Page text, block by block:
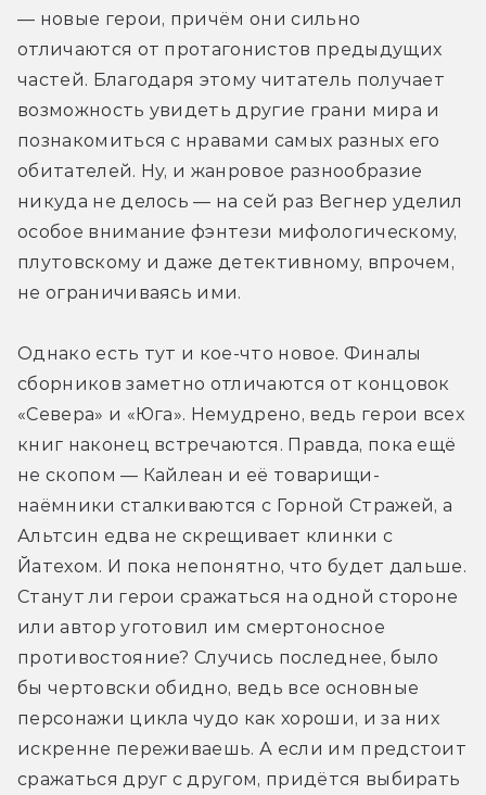
— новые герои, причём они сильно
отличаются от протагонистов предыдущих
частей. Благодаря этому читатель получает
возможность увидеть другие грани мира и
познакомиться с нравами самых разных его
обитателей. Ну, и жанровое разнообразие
никуда не делось — на сей раз Вегнер уделил
особое внимание фэнтези мифологическому,
плутовскому и даже детективному, впрочем,
не ограничиваясь ими.
Однако есть тут и кое-что новое. Финалы
сборников заметно отличаются от концовок
«Севера» и «Юга». Немудрено, ведь герои всех
книг наконец встречаются. Правда, пока ещё
не скопом — Кайлеан и её товарищи-
наёмники сталкиваются с Горной Стражей, а
Альтсин едва не скрещивает клинки с
Йатехом. И пока непонятно, что будет дальше.
Станут ли герои сражаться на одной стороне
или автор уготовил им смертоносное
противостояние? Случись последнее, было
бы чертовски обидно, ведь все основные
персонажи цикла чудо как хороши, и за них
искренне переживаешь. А если им предстоит
сражаться друг с другом, придётся выбирать